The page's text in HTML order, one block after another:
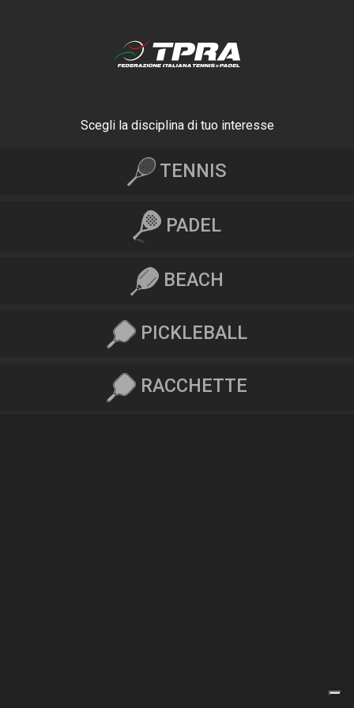
Scegli la disciplina di tuo interesse
TENNIS
PADEL
BEACH
PICKLEBALL
RACCHETTE